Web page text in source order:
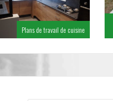
Plans de travail de cuisine